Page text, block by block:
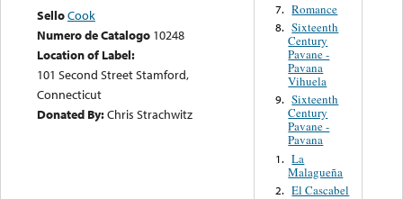
SelloCook
Numero de Catalogo 10248
Location of Label:
101 Second Street Stamford,
Connecticut
Donated By:Chris Strachwitz
7. Romance
8. Sixteenth
Century
Pavane -
Pavana
Vihuela
9. Sixteenth
Century
Pavane -
Pavana
1. La
Malagueña
2. El Cascabel